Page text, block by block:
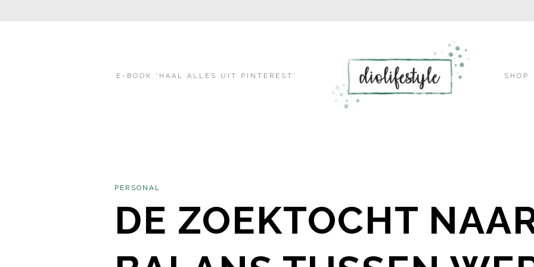
E-BOOK ‘HAAL ALLES UIT PINTEREST’ SHOP
PERSONAL
DE ZOEKTOCHT